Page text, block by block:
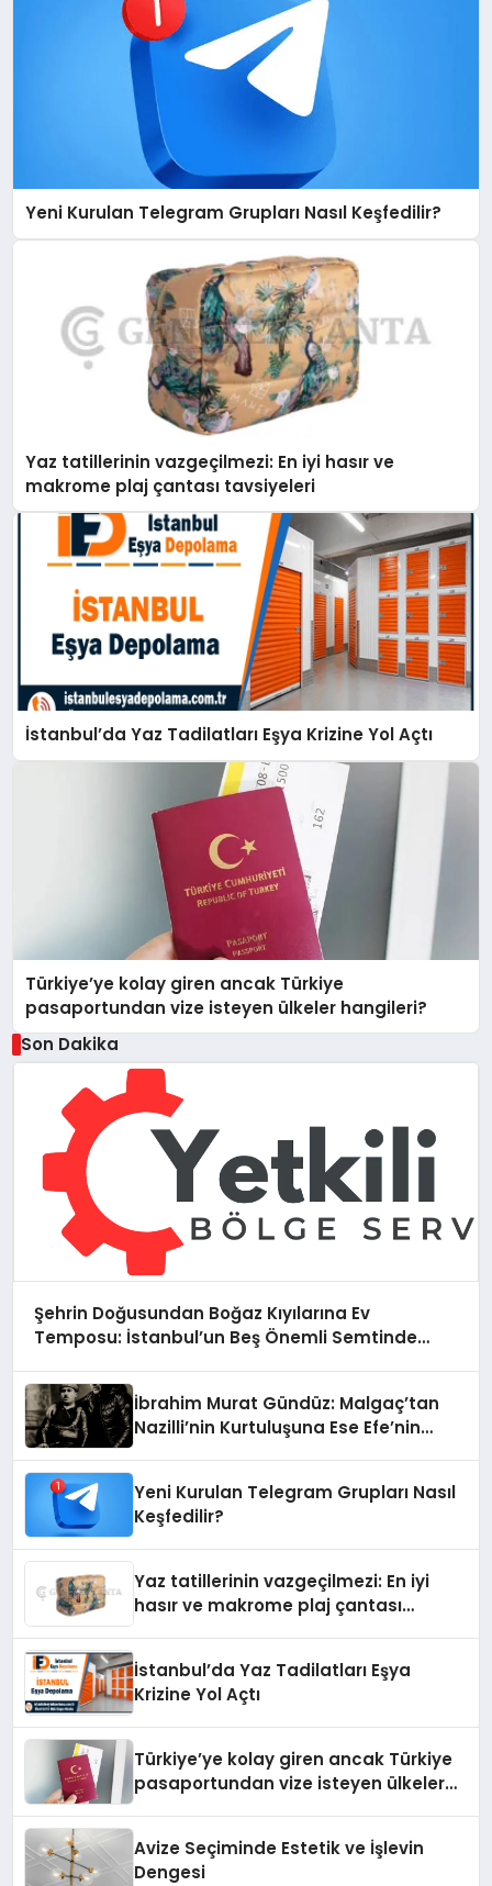
Yeni Kurulan Telegram Grupları Nasıl Keşfedilir?
Yaz tatillerinin vazgeçilmezi: En iyi hasır ve
makrome plaj çantası tavsiyeleri
İstanbul’da Yaz Tadilatları Eşya Krizine Yol Açtı
Türkiye’ye kolay giren ancak Türkiye
pasaportundan vize isteyen ülkeler hangileri?
Son Dakika
Şehrin Doğusundan Boğaz Kıyılarına Ev
Temposu: İstanbul’un Beş Önemli Semtinde
İbrahim Murat Gündüz: Malgaç’tan
Nazilli’nin Kurtuluşuna Ese Efe’nin
Yeni Kurulan Telegram Grupları Nasıl
Keşfedilir?
Yaz tatillerinin vazgeçilmezi: En iyi
hasır ve makrome plaj çantası
İstanbul’da Yaz Tadilatları Eşya
Krizine Yol Açtı
Türkiye’ye kolay giren ancak Türkiye
pasaportundan vize isteyen ülkeler
Avize Seçiminde Estetik ve İşlevin
Dengesi